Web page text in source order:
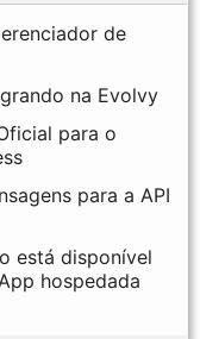
de
na Evolvy
para o
para a API
está disponível
hospedada